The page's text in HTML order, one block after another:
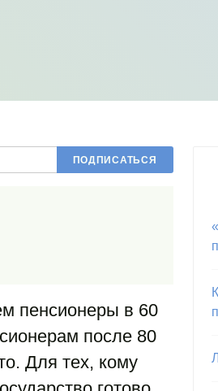
пенсионеры в 60
после 80
Для тех, кому